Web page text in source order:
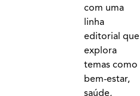
com uma
linha
editorial que
explora
temas como
bem-estar,
saúde,